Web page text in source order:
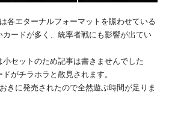
各エターナルフォーマットを賑わせている
ードが多く、統率者戦にも影響が出てい
小セットのため記事は書きませんでした
がチラホラと散見されます。
きに発売されたので全然遊ぶ時間が足りま